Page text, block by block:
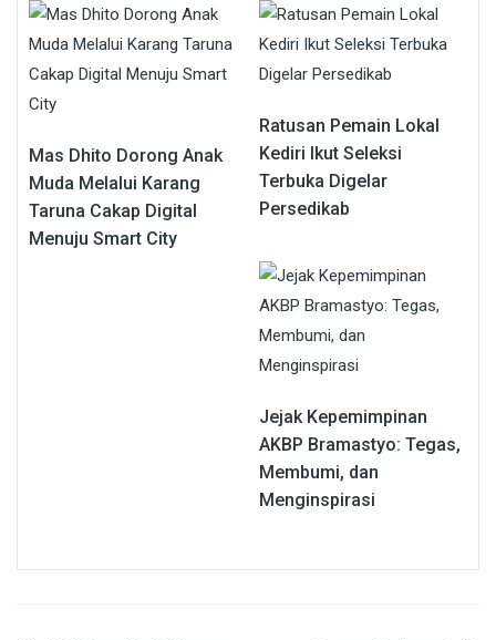
Mas Dhito Dorong Anak
Muda Melalui Karang
Taruna Cakap Digital
Menuju Smart City
Ratusan Pemain Lokal
Kediri Ikut Seleksi
Terbuka Digelar
Persedikab
Jejak Kepemimpinan
AKBP Bramastyo: Tegas,
Membumi, dan
Menginspirasi